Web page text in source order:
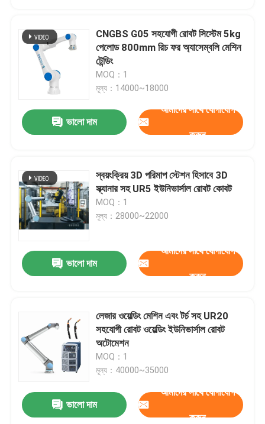
CNGBS G05 সহযোগী রোবট সিস্টেম 5kg
পেলোড 800mm রিচ ফর অ্যাসেম্বলি মেশিন
টেন্ডিং
MOQ：1
মূল্য：14000~18000
ভালো দাম
আমাদের সাথে যোগাযোগ
করুন
স্বয়ংক্রিয় 3D পরিমাপ স্টেশন হিসাবে 3D
স্ক্যানার সহ UR5 ইউনিভার্সাল রোবট কোবট
MOQ：1
মূল্য：28000~22000
ভালো দাম
আমাদের সাথে যোগাযোগ
করুন
লেজার ওয়েল্ডিং মেশিন এবং টর্চ সহ UR20
সহযোগী রোবট ওয়েল্ডিং ইউনিভার্সাল রোবট
অটোমেশন
MOQ：1
মূল্য：40000~35000
ভালো দাম
আমাদের সাথে যোগাযোগ
করুন